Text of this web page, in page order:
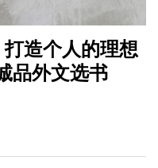
造个人的理想
品外文选书